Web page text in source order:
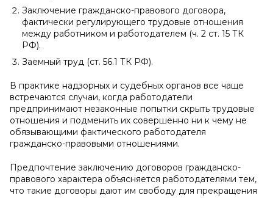
Заключение гражданско-правового договора,
фактически регулирующего трудовые отношения
между работником и работодателем (ч. 2 ст. 15 ТК
РФ).
Заемный труд (ст. 56.1 ТК РФ).
В практике надзорных и судебных органов все чаще
встречаются случаи, когда работодатели
предпринимают незаконные попытки скрыть трудовые
отношения и подменить их совершенно ни к чему не
обязывающими фактического работодателя
гражданско-правовыми отношениями.
Предпочтение заключению договоров гражданско-
правового характера объясняется работодателями тем,
что такие договоры дают им свободу для прекращения